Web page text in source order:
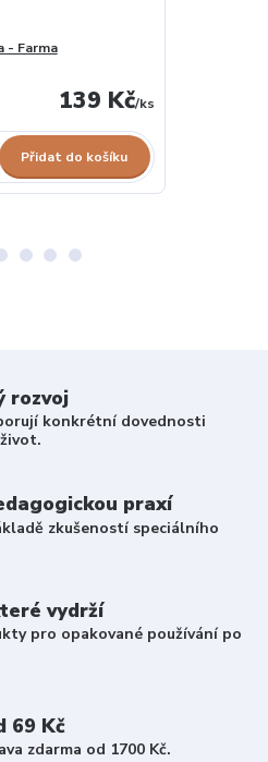
- Farma
139 Kč/ks
Přidat do košíku
rozvoj
konkrétní dovednosti
praxí
zkušeností speciálního
vydrží
pro opakované používání po
69 Kč
zdarma od 1700 Kč.